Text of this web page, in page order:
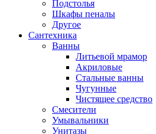
Подстолья
Шкафы пеналы
Другое
Сантехника
Ванны
Литьевой мрамор
Акриловые
Стальные ванны
Чугунные
Чистящее средство
Смесители
Умывальники
Унитазы